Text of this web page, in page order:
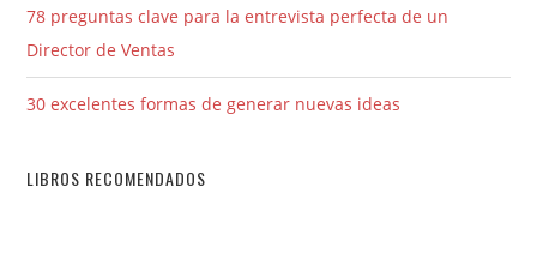
78 preguntas clave para la entrevista perfecta de un
Director de Ventas
30 excelentes formas de generar nuevas ideas
LIBROS RECOMENDADOS